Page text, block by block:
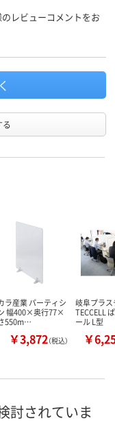
レビューコメントをお
る
ラ産業 パーティシ
幅400×奥行77×
550m…
￥3,872（税込）
岐阜プラ
TECCELL
ール L型
￥
討されていま